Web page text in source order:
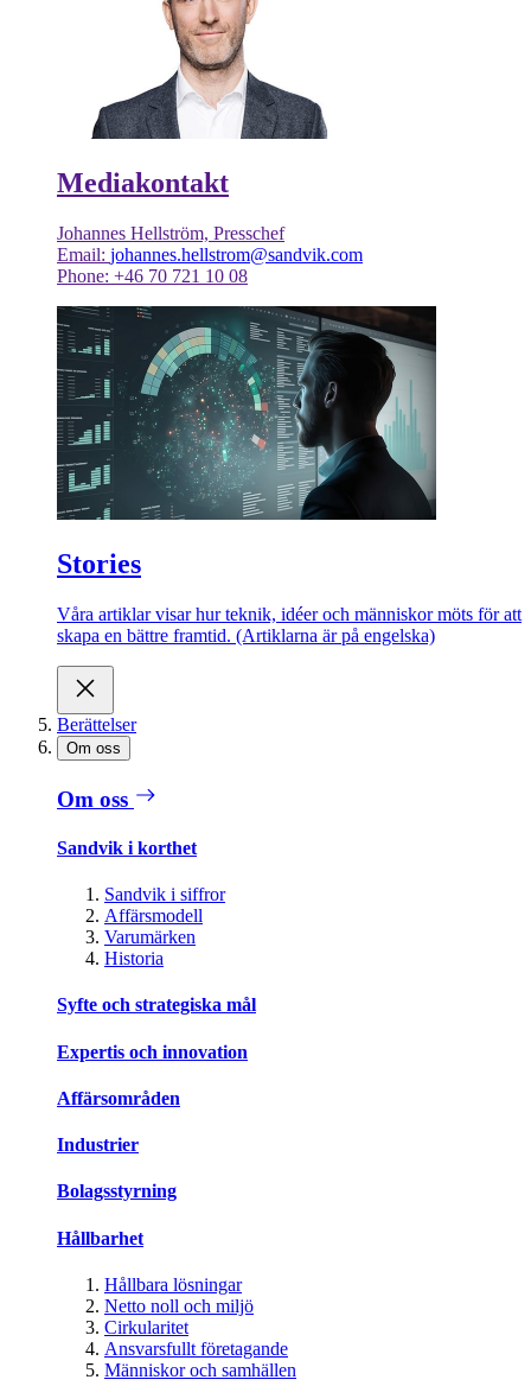
Mediakontakt
Johannes Hellström, Presschef
Email: johannes.hellstrom@sandvik.com
Phone: +46 70 721 10 08
Stories
Våra artiklar visar hur teknik, idéer och människor möts för att
skapa en bättre framtid. (Artiklarna är på engelska)
Berättelser
Om oss
Om oss
Sandvik i korthet
Sandvik i siffror
Affärsmodell
Varumärken
Historia
Syfte och strategiska mål
Expertis och innovation
Affärsområden
Industrier
Bolagsstyrning
Hållbarhet
Hållbara lösningar
Netto noll och miljö
Cirkularitet
Ansvarsfullt företagande
Människor och samhällen